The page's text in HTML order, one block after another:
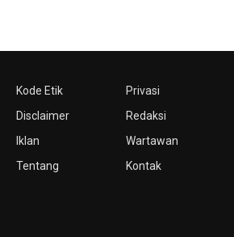
Kode Etik
Disclaimer
Iklan
Tentang
Privasi
Redaksi
Wartawan
Kontak